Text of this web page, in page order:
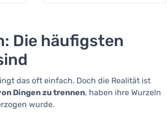
Die häufigsten
das oft einfach. Doch die Realität ist
Dingen zu trennen, haben ihre Wurzeln
wurde.